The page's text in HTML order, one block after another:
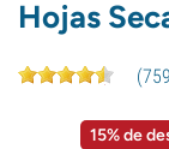
Hojas
(759
15% de